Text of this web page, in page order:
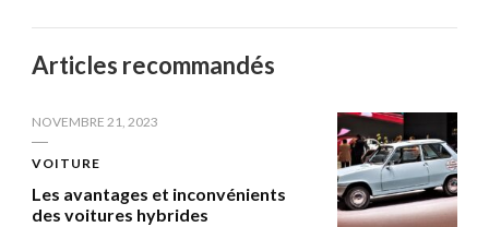
Articles recommandés
NOVEMBRE 21, 2023
VOITURE
Les avantages et inconvénients
des voitures hybrides